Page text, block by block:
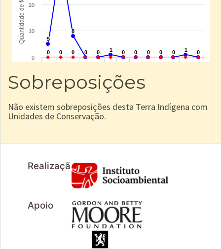
Sobreposições
Não existem sobreposições desta Terra Indígena com
Unidades de Conservação.